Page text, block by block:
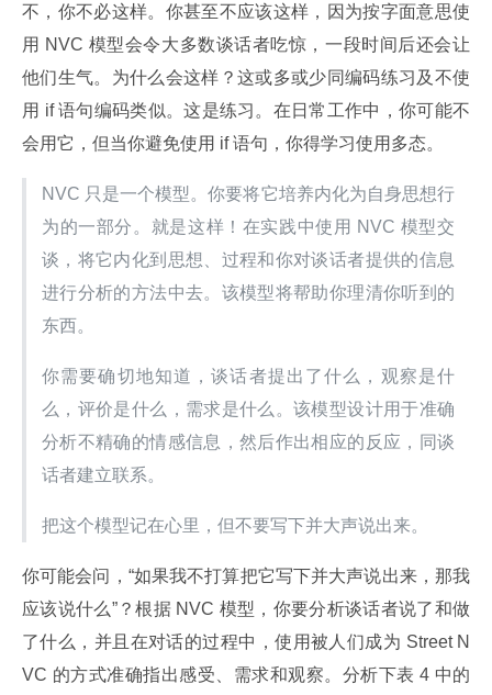
不，你不必这样。你甚至不应该这样，因为按字面意思使
用 NVC 模型会令大多数谈话者吃惊，一段时间后还会让
他们生气。为什么会这样？这或多或少同编码练习及不使
用 if 语句编码类似。这是练习。在日常工作中，你可能不
会用它，但当你避免使用 if 语句，你得学习使用多态。
NVC 只是一个模型。你要将它培养内化为自身思想行
为的一部分。就是这样！在实践中使用 NVC 模型交
谈，将它内化到思想、过程和你对谈话者提供的信息
进行分析的方法中去。该模型将帮助你理清你听到的
东西。
你需要确切地知道，谈话者提出了什么，观察是什
么，评价是什么，需求是什么。该模型设计用于准确
分析不精确的情感信息，然后作出相应的反应，同谈
话者建立联系。
把这个模型记在心里，但不要写下并大声说出来。
你可能会问，“如果我不打算把它写下并大声说出来，那我
应该说什么”？根据 NVC 模型，你要分析谈话者说了和做
了什么，并且在对话的过程中，使用被人们成为 Street N
VC 的方式准确指出感受、需求和观察。分析下表 4 中的